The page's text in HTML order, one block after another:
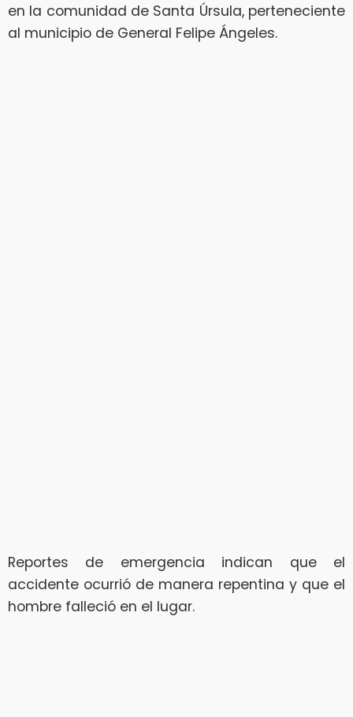
en la comunidad de Santa Úrsula, perteneciente
al municipio de General Felipe Ángeles.
Reportes de emergencia indican que el
accidente ocurrió de manera repentina y que el
hombre falleció en el lugar.